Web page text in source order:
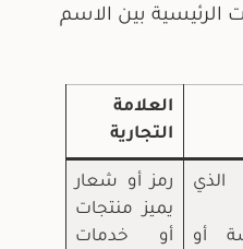
الرئيسية بين الاسم
العلامة
التجارية
أو
رمز أو شعار
يميز منتجات
أو خدمات